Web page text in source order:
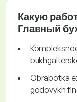
Какую
Главный
Obrabotka
godovykh